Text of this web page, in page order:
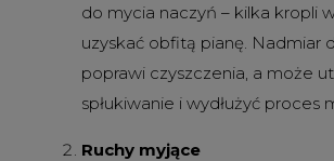
do mycia naczyń – kilka kropli
uzyskać obfitą pianę. Nadmiar
poprawi czyszczenia, a może
spłukiwanie i wydłużyć proces
Ruchy myjące